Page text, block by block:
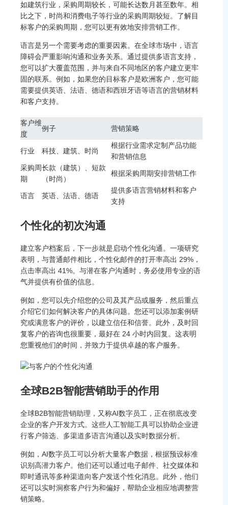
如建筑行业，采购周期较长，可能长达数月甚至数年。相
比之下，时尚和消费电子等行业的采购周期较短。了解目
标客户的采购周期，您可以更有效地安排营销工作。
语言是另一个需要考虑的重要因素。在全球市场中，语言
障碍会严重影响沟通和业务关系。通过提供多语言支持，
您可以扩大覆盖范围，并与来自不同地区的客户建立更牢
固的联系。例如，如果您的目标客户是欧洲客户，您可能
需要提供英语、法语、德语和西班牙语等语言的营销材料
和客户支持。
客户维
度
例子 营销策略
行业 科技、建筑、时尚
根据行业需求定制产品功能
和营销信息
采购周
期
长款（建筑）、短款
（时尚）
根据采购周期安排营销工作
语言 英语、法语、德语
提供多语言营销材料和客户
支持
个性化的初次沟通
建立客户档案后，下一步就是启动个性化沟通。一项研究
表明，与普通邮件相比，个性化邮件的打开率高出 29%，
点击率高出 41%。与潜在客户沟通时，务必使用专业的语
气并提供有价值的信息。
例如，您可以先介绍您的公司及其产品或服务，然后重点
介绍它们如何解决客户的具体问题。您还可以添加案例研
究或满意客户的评价，以建立信任和信誉。此外，及时回
复客户的咨询也很重要，最好在 24 小时内回复。这表明
您重视他们的时间，并致力于提供卓越的客户服务。
全球B2B智能营销助手的作用
全球B2B智能营销助理，又称AI数字员工，正在彻底改变
企业的客户开发方式。这些人工智能工具可以协助企业进
行客户筛选、多渠道多语言沟通以及实时数据分析。
例如，AI数字员工可以分析大量客户数据，根据预设标准
识别高潜力客户。他们还可以通过电子邮件、社交媒体和
即时通讯等多种渠道向客户发送个性化消息。此外，他们
还可以实时洞察客户行为和偏好，帮助企业相应地调整营
销策略。